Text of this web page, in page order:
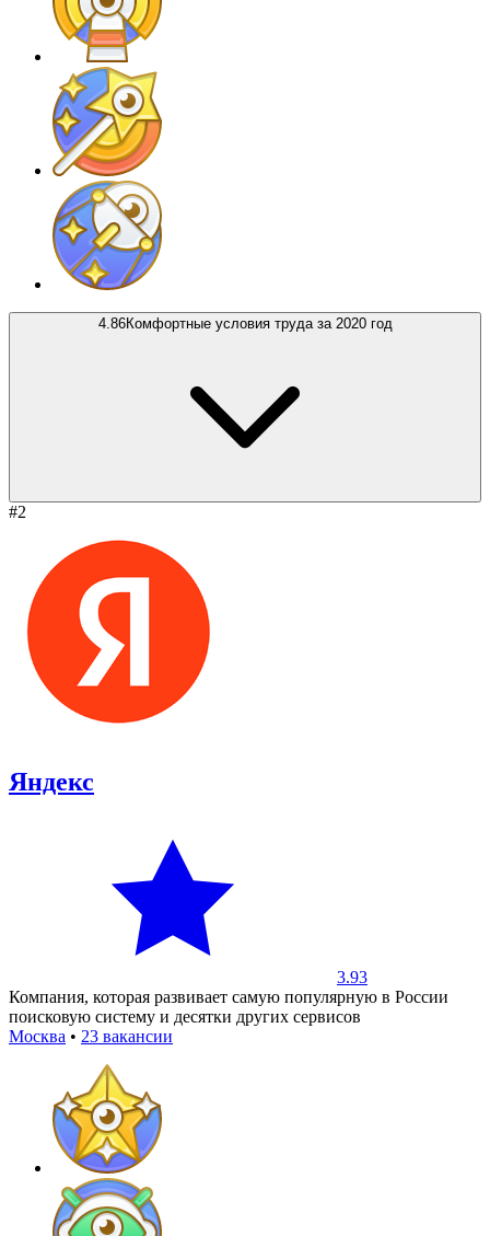
4.86Комфортные условия труда за 2020 год
#2
Яндекс
3.93
Компания, которая развивает самую популярную в России
поисковую систему и десятки других сервисов
Москва • 23 вакансии